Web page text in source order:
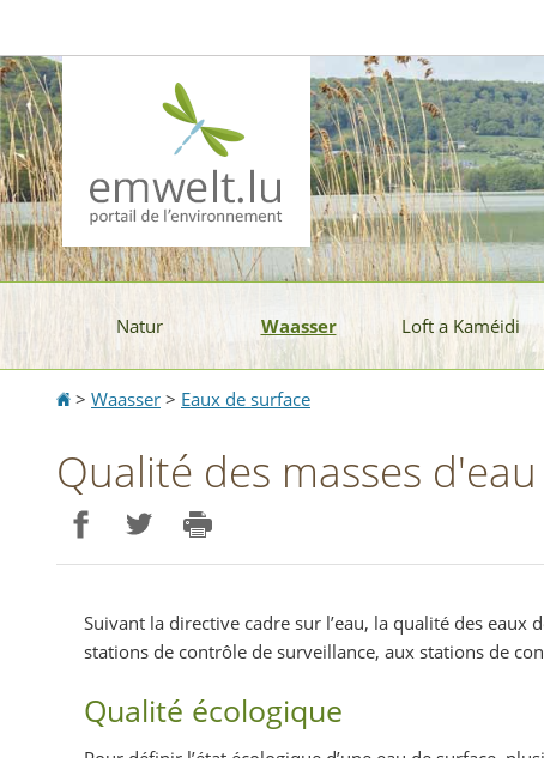
la
navigation
contenu
Natur Waasser Loft a Kaméidi
Accueil
> Waasser > Eaux de surface
Qualité des masses d'eau
Suivant la directive cadre sur l’eau, la qualité des eaux
stations de contrôle de surveillance, aux stations de
Qualité écologique